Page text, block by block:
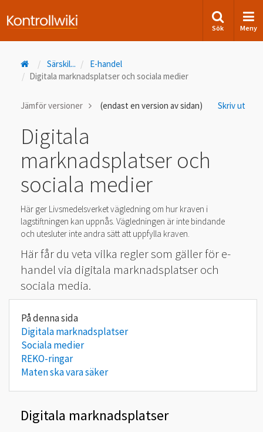
Sök Meny
Särskil...
E-handel
Digitala marknadsplatser och sociala medier
Skriv ut
Jämför versioner (endast en version av sidan)
Digitala
marknadsplatser och
sociala medier
Här ger Livsmedelsverket vägledning om hur kraven i
lagstiftningen kan uppnås. Vägledningen är inte bindande
och utesluter inte andra sätt att uppfylla kraven.
Här får du veta vilka regler som gäller för e-
handel via digitala marknadsplatser och
sociala media.
Digitala marknadsplatser
Sociala medier
REKO-ringar
Maten ska vara säker
Digitala marknadsplatser